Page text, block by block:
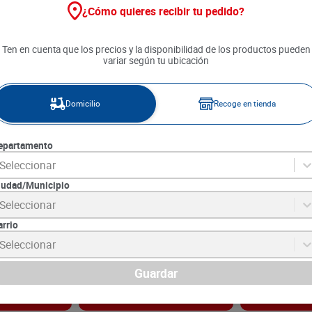
x 1000 g
Triturada x 173 g
Kefir Celema
150 g
¿Cómo quieres recibir tu pedido?
Ten en cuenta que los precios y la disponibilidad de los productos pueden
variar según tu ubicación
Domicilio Recoge en tienda
Seleccionar
Municipio
Seleccionar
Seleccionar
Guardar